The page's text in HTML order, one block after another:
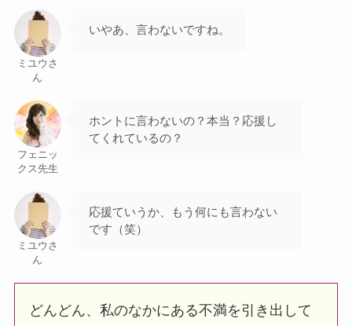
ミユウさ
ん
いやあ、言わないですね。
フェニッ
クス先生
ホントに言わないの？本当？応援し
てくれているの？
ミユウさ
ん
応援ていうか、もう何にも言わない
です（笑）
どんどん、私のなかにある不満を引き出して